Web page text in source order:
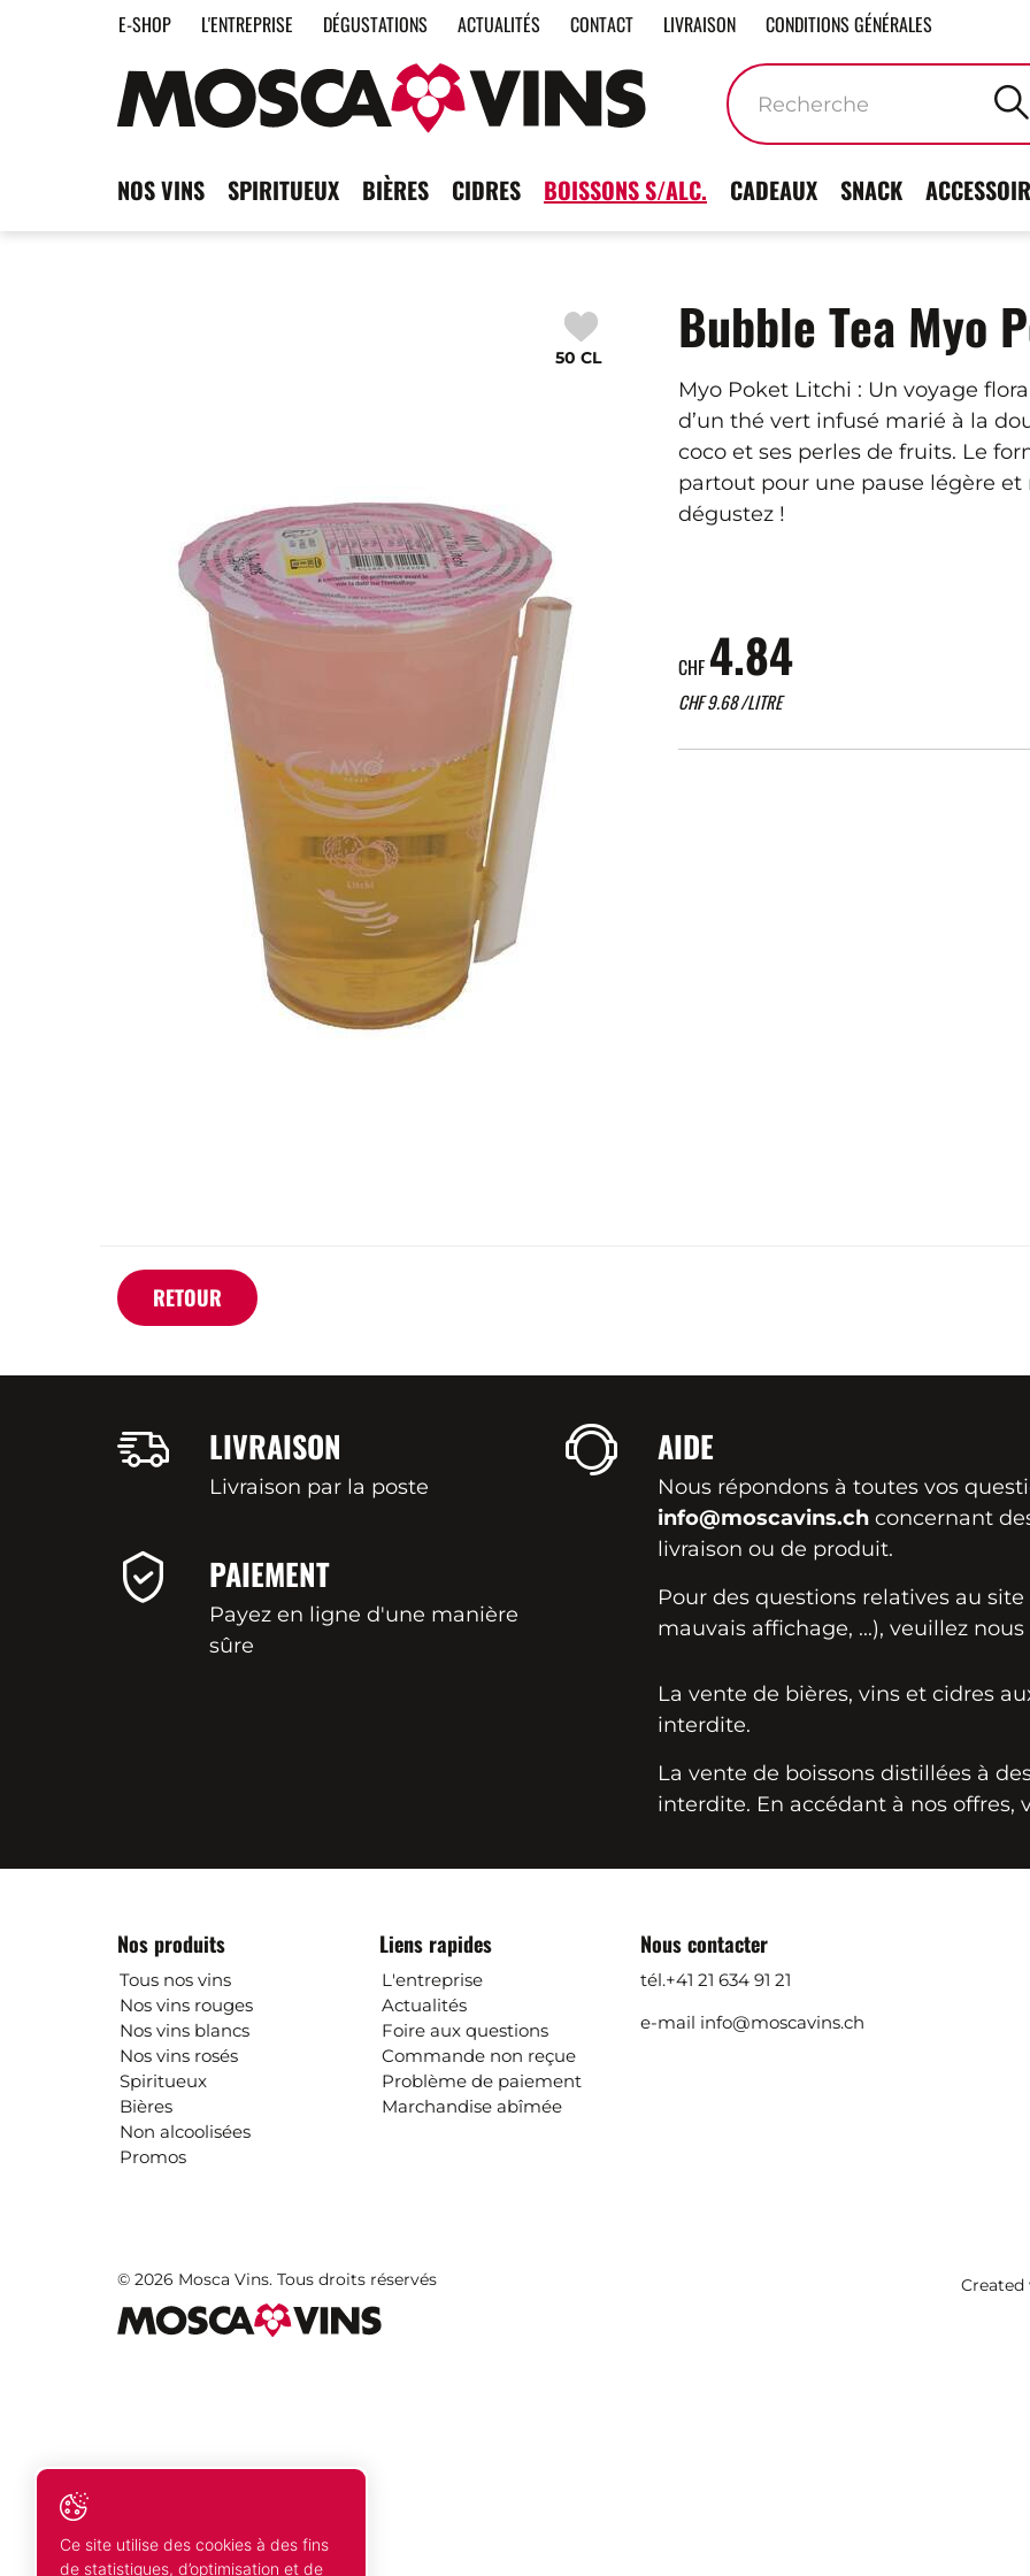
E-SHOP L'ENTREPRISE DÉGUSTATIONS ACTUALITÉS CONTACT LIVRAISON CONDITIONS GÉNÉRALES
NOS VINS SPIRITUEUX BIÈRES CIDRES BOISSONS S/ALC. CADEAUX SNACK
Mots
clés
50 CL Bubble Tea Myo
Myo Poket Litchi : Un voyage
d’un thé vert infusé marié à la
coco et ses perles de fruits. Le
partout pour une pause légère et
dégustez !
CHF 4.84
CHF9.68/LITRE
RETOUR
LIVRAISON
Livraison par la poste
PAIEMENT
Payez en ligne d'une manière
sûre
AIDE
Nous répondons à toutes vos
info@moscavins.ch concernant
livraison ou de produit.
Pour des questions relatives au
mauvais affichage, ...), veuillez
La vente de bières, vins et cidres
interdite.
La vente de boissons distillées à
interdite. En accédant à nos offres,
Nos produits
Tous nos vins
Nos vins rouges
Nos vins blancs
Nos vins rosés
Spiritueux
Bières
Non alcoolisées
Promos
Liens rapides
L'entreprise
Actualités
Foire aux questions
Commande non reçue
Problème de paiement
Marchandise abîmée
Nous contacter
tél.+41 21 634 91 21
e-mail info@moscavins.ch
© 2026 Mosca Vins. Tous droits réservés
Ce site utilise des cookies à des fins
de statistiques, d’optimisation et de